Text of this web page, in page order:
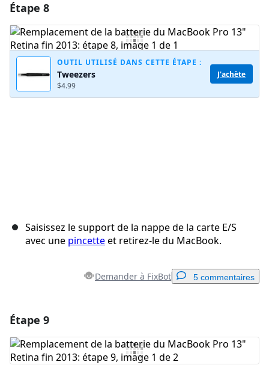
Ajouter un commentaire
Étape 8
OUTIL UTILISÉ DANS CETTE ÉTAPE :
Tweezers
$4.99
J'achète
Saisissez le support de la nappe de la carte E/S
avec une pincetteet retirez-le du MacBook.
Demander à FixBot 5 commentaires
Ajouter un commentaire
Étape 9